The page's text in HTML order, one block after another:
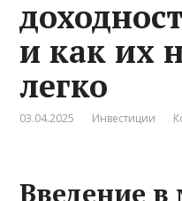
и как их
легко
03.04.2025 Инвестиции
Введение